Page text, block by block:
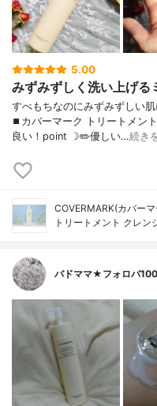
5.00
みずみずしく洗い上げる
すべもちなのにみずみずし
⏹カバーマーク トリートメ
良い！point ☽✏️優しい…続き
COVERMARK(カバー
トリートメント クレン
バドママ★フォロバ